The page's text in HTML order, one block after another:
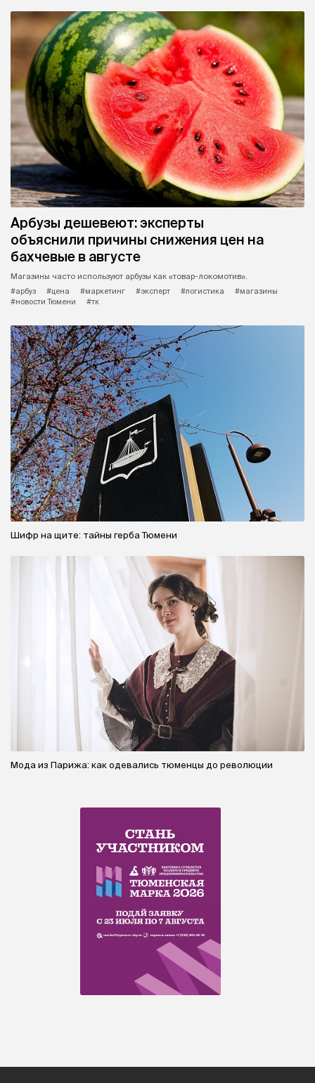
Арбузы дешевеют: эксперты
объяснили причины снижения цен на
бахчевые в августе
Магазины часто используют арбузы как «товар-локомотив».
#арбуз
#цена #маркетинг #эксперт #логистика
#магазины
#новости Тюмени
#тк
Шифр на щите: тайны герба Тюмени
Мода из Парижа: как одевались тюменцы до революции